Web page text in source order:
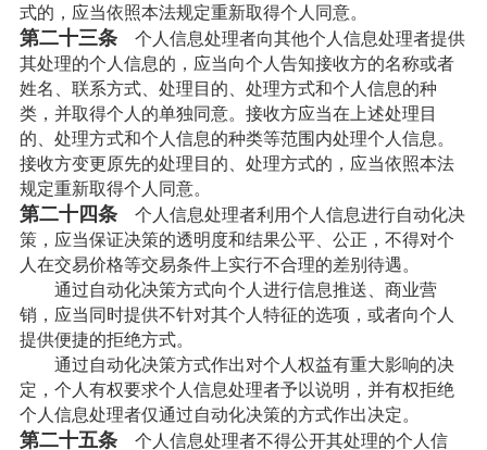
式的，应当依照本法规定重新取得个人同意。
第二十三条个人信息处理者向其他个人信息处理者提供
其处理的个人信息的，应当向个人告知接收方的名称或者
姓名、联系方式、处理目的、处理方式和个人信息的种
类，并取得个人的单独同意。接收方应当在上述处理目
的、处理方式和个人信息的种类等范围内处理个人信息。
接收方变更原先的处理目的、处理方式的，应当依照本法
规定重新取得个人同意。
第二十四条个人信息处理者利用个人信息进行自动化决
策，应当保证决策的透明度和结果公平、公正，不得对个
人在交易价格等交易条件上实行不合理的差别待遇。
通过自动化决策方式向个人进行信息推送、商业营
销，应当同时提供不针对其个人特征的选项，或者向个人
提供便捷的拒绝方式。
通过自动化决策方式作出对个人权益有重大影响的决
定，个人有权要求个人信息处理者予以说明，并有权拒绝
个人信息处理者仅通过自动化决策的方式作出决定。
第二十五条个人信息处理者不得公开其处理的个人信